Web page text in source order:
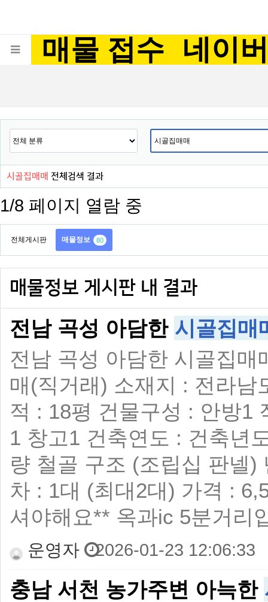
매물 접수 네이
시골집매매 전체검색 결과
1/8 페이지 열람 중
전체게시판 매물정보 80
매물정보 게시판 내 결과
전남 곡성 아담한 시골집매
전남 곡성 아담한 시골집매
매(직거래) 소재지 : 전라남
적 : 18평 건물구성 : 안방1
1 창고1 건축연도 : 건축년
량 철골 구조 (조립십 판넬
차 : 1대 (최대2대) 가격 :
셔야해요** 옥과ic 5분거
운영자 2026-01-23 12:06:33
충남 서천 농가주변 아늑한